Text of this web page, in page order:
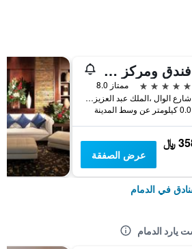
فندق ومركز مؤتمرات شيراتون الدمام
5 نجوم
ممتاز 8.0
شارع الوال ،الملك عبد العزيز الطريق, الدمام, المملكة العربية السعودية
0.0 كيلومتر عن وسط المدينة
﷼
عرض الصفقة
في الدمام
يارد الدمام